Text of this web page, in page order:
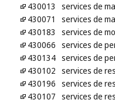
430013
services de
430071
services de
430183
services de
430066 services de
430134 services de
430102 services de
430196 services de
430107 services de